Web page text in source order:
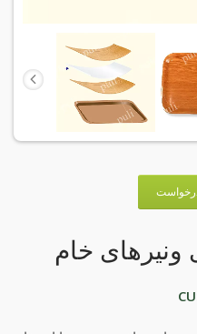
خام